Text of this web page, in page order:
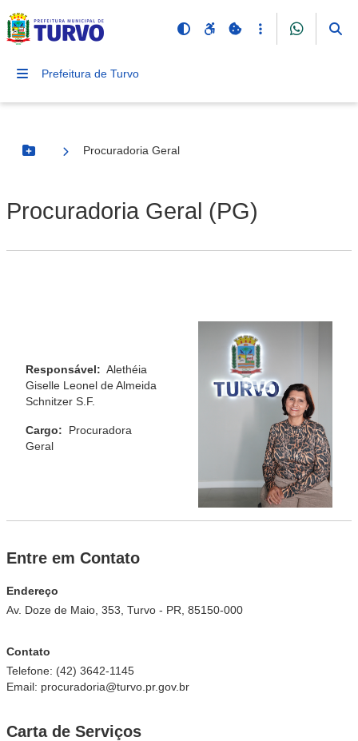
Prefeitura de Turvo
Botão Menu
Procuradoria Geral
Procuradoria Geral (PG)
Responsável: Alethéia
Giselle Leonel de Almeida
Schnitzer S.F.
Cargo:
Procuradora
Geral
Entre em Contato
Endereço
Av. Doze de Maio, 353, Turvo - PR, 85150-000
Contato
Telefone: (42) 3642-1145
Email: procuradoria@turvo.pr.gov.br
Carta de Serviços